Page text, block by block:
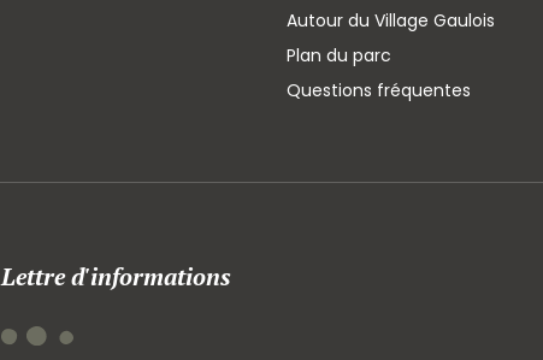
Autour du Village Gaulois
Plan du parc
Questions fréquentes
Lettre d'informations